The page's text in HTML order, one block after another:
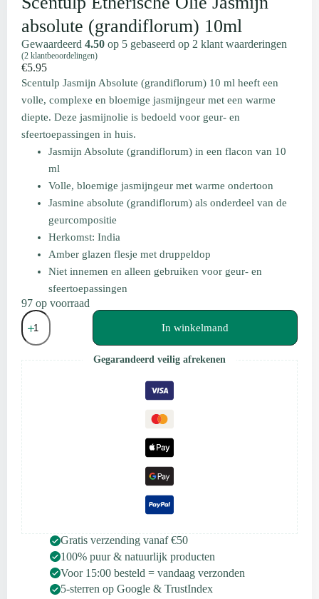
absolute (grandiflorum) 10ml
Gewaardeerd 4.50 op 5 gebaseerd op 2 klant waarderingen
(2 klantbeoordelingen)
€5.95
Scentulp Jasmijn Absolute (grandiflorum) 10 ml heeft een
volle, complexe en bloemige jasmijngeur met een warme
diepte. Deze jasmijnolie is bedoeld voor geur- en
sfeertoepassingen in huis.
Jasmijn Absolute (grandiflorum) in een flacon van 10
ml
Volle, bloemige jasmijngeur met warme ondertoon
Jasmine absolute (grandiflorum) als onderdeel van de
geurcompositie
Herkomst: India
Amber glazen flesje met druppeldop
Niet innemen en alleen gebruiken voor geur- en
sfeertoepassingen
97 op voorraad
Scentulp
Etherische
Olie
absolute
(grandiflorum)
10ml
aantal
In winkelmand
Gegarandeerd veilig afrekenen
Gratis verzending vanaf €50
100% puur & natuurlijk producten
Voor 15:00 besteld = vandaag verzonden
5-sterren op Google & TrustIndex